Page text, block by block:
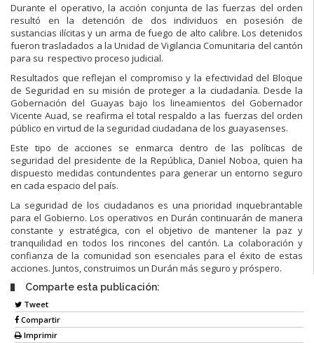
Durante el operativo, la acción conjunta de las fuerzas del orden
resultó en la detención de dos individuos en posesión de
sustancias ilícitas y un arma de fuego de alto calibre. Los detenidos
fueron trasladados a la Unidad de Vigilancia Comunitaria del cantón
para su respectivo proceso judicial.
Resultados que reflejan el compromiso y la efectividad del Bloque
de Seguridad en su misión de proteger a la ciudadanía. Desde la
Gobernación del Guayas bajo los lineamientos del Gobernador
Vicente Auad, se reafirma el total respaldo a las fuerzas del orden
público en virtud de la seguridad ciudadana de los guayasenses.
Este tipo de acciones se enmarca dentro de las políticas de
seguridad del presidente de la República, Daniel Noboa, quien ha
dispuesto medidas contundentes para generar un entorno seguro
en cada espacio del país.
La seguridad de los ciudadanos es una prioridad inquebrantable
para el Gobierno. Los operativos en Durán continuarán de manera
constante y estratégica, con el objetivo de mantener la paz y
tranquilidad en todos los rincones del cantón. La colaboración y
confianza de la comunidad son esenciales para el éxito de estas
acciones. Juntos, construimos un Durán más seguro y próspero.
Comparte esta publicación:
Tweet
Compartir
Imprimir